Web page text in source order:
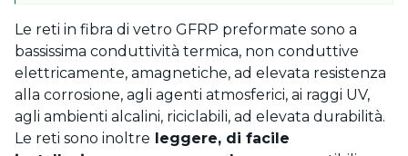
Le reti in fibra di vetro GFRP preformate sono a
bassissima conduttività termica, non conduttive
elettricamente, amagnetiche, ad elevata resistenza
alla corrosione, agli agenti atmosferici, ai raggi UV,
agli ambienti alcalini, riciclabili, ad elevata durabilità.
Le reti sono inoltre leggere, di facile